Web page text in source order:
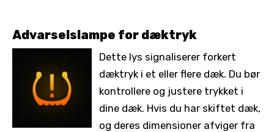
Advarselslampe for dæktryk
Dette lys signaliserer forkert
dæktryk i et eller flere dæk. Du bør
kontrollere og justere trykket i
dine dæk. Hvis du har skiftet dæk,
og deres dimensioner afviger fra